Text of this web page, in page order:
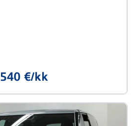
540 €/kk